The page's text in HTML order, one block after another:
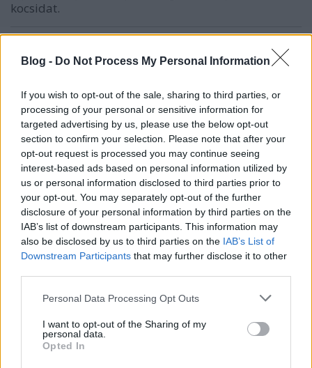
Blog - Do Not Process My Personal Information
If you wish to opt-out of the sale, sharing to third parties, or
processing of your personal or sensitive information for
targeted advertising by us, please use the below opt-out
section to confirm your selection. Please note that after your
opt-out request is processed you may continue seeing
interest-based ads based on personal information utilized by
us or personal information disclosed to third parties prior to
your opt-out. You may separately opt-out of the further
disclosure of your personal information by third parties on the
IAB’s list of downstream participants. This information may
also be disclosed by us to third parties on the IAB’s List of
Downstream Participants that may further disclose it to other
Please note that this website/app uses one or more Google
not limited to your visit or usage behaviour. You may click to
grant or deny consent to Google and its third-party tags to
use your data for below specified purposes in below Google
Personal Data Processing Opt Outs
I want to opt-out of the Sharing of my
personal data.
Opted In
kocsidat.
pösti
@Karl Friedrich Drais der Freiherr von Sauerbronn
Amszterdam,Velence,London,Koppenhága csak egy
pár példa a perifériáról :)
és a saját példád a legjobb, mert legközelebb nem
keringesz 15 percig másokat feltartva ill. kipuffogva,
hanem tudatosan haladsz a "pince" felé vagy elhívod
még egy haverodat akik így ketten lehozzák és
berakják amikor te arra gurulsz :)
Kimura
13 éve
@enpera
letahózól? vicces, pont arról van szó hogy a
beévárosba minek, és azzal vágsz vissza h én vagyok